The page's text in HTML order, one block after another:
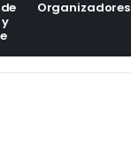
Organizadores